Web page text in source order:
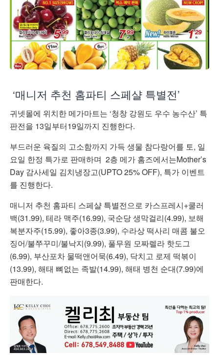
‘매니저 추천 홈파티 스페샬 특별전’
귀넷몰에 위치한 메가마트는 ‘청창 강원도 우수 농수산’ 특
판전을 13일부터19일까지 진행한다.
부드러운 육질의 고소함까지 가득 생물 참다랑어를 토, 일
요일 한정 특가로 판매하며 2층 메가 홈즈에서는Mother’s
Day 감사세일 김치냉장고(UPTO 25% OFF), 특가 이벤트
를 진행한다.
매니저 추천 홈파티 스페샬 특별전으로 카스프레시+쿨러
백(31.99), 테라 맥주(16.99), 국순당 생막걸리(4.99), 보해
복분자주(15.99), 좋아3종(3.99), 수라상 떡사리 매콤 불오
징어/불쭈꾸미/불낙지(9.99), 풀무원 모짜렐라 핫도그
(6.99), 부산포차 물떡앤어묵(6.49), 닥치고 로제 떡볶이
(13.99), 해태 뼈없는 족발(14.99), 해태 병천 순대(7.99)에
판매한다.